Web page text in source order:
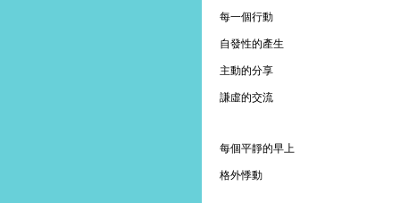
每一個行動
自發性的產生
主動的分享
謙虛的交流
每個平靜的早上
格外悸動